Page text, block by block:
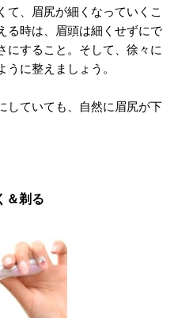
て、眉尻が細くなっていくこ
る時は、眉頭は細くせずにで
にすること。そして、徐々に
に整えましょう。
していても、自然に眉尻が下
＆剃る